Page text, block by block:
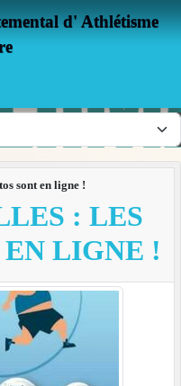
d' Athlétisme
sont en ligne !
: LES
EN LIGNE !